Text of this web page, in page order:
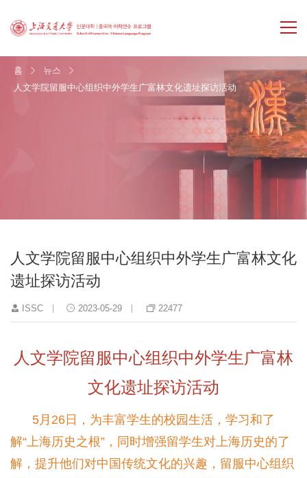
홈
뉴스
人文学院留服中心组织中外学生广富林文化遗址探访活动
人文学院留服中心组织中外学生广富林文化
遗址探访活动
ISSC 2023-05-29 22477
人文学院留服中心组织中外学生广富林
文化遗址探访活动
5月26日，为丰富学生的校园生活，学习和了
解“上海历史之根”，同时增强留学生对上海历史的了
解，提升他们对中国传统文化的兴趣，留服中心组织